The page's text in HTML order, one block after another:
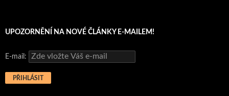
UPOZORNĚNÍ NA NOVÉ ČLÁNKY E-MAILEM!
E-mail: